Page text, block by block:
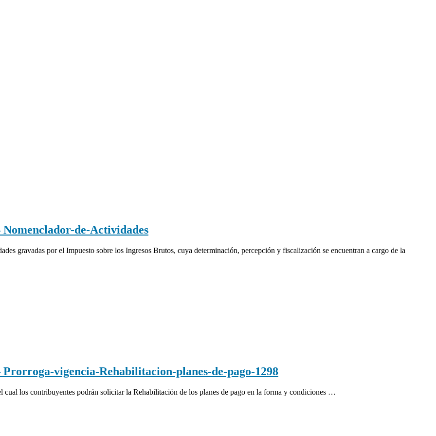
de-Actividades
gravadas por el Impuesto sobre los Ingresos Brutos, cuya determinación, percepción y fiscalización se encuentran a cargo de la
vigencia-Rehabilitacion-planes-de-pago-1298
los contribuyentes podrán solicitar la Rehabilitación de los planes de pago en la forma y condiciones …